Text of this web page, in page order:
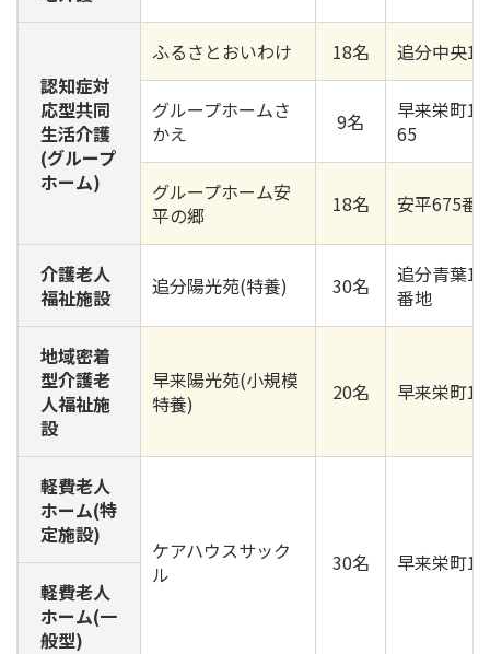
認知症対
応型共同
生活介護
(グループ
ホーム)
ふるさとおいわけ 18名 追分中央1
グループホームさ
かえ
9名
早来栄町
65
グループホーム安
平の郷
18名 安平675番
介護老人
福祉施設
追分陽光苑(特養) 30名
追分青葉1
番地
地域密着
型介護老
人福祉施
設
早来陽光苑(小規模
特養)
20名 早来栄町
軽費老人
ホーム(特
定施設)
ケアハウスサック
ル
30名
早来栄町
軽費老人
ホーム(一
般型)